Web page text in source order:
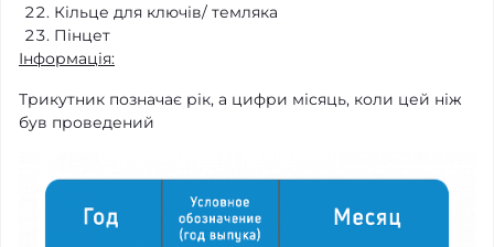
Кільце для ключів/ темляка
Пінцет
Інформація:
Трикутник позначає рік, а цифри місяць, коли цей ніж
був проведений